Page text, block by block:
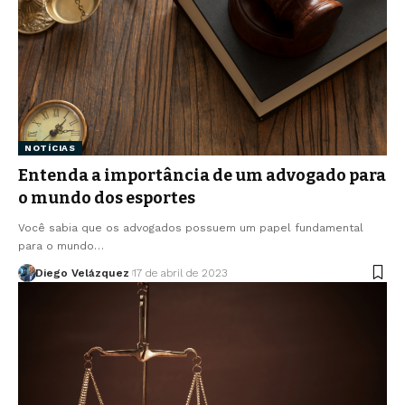
NOTÍCIAS
Entenda a importância de um advogado para
o mundo dos esportes
Você sabia que os advogados possuem um papel fundamental
para o mundo…
Diego Velázquez 17 de abril de 2023